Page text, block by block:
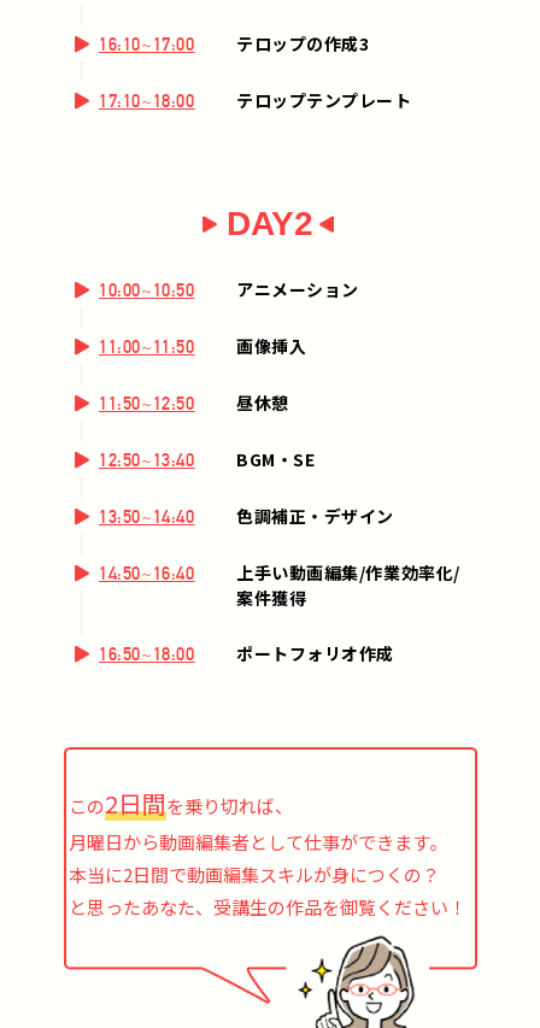
16:10~17:00 テロップの作成3
17:10~18:00 テロップテンプレート
DAY2
10:00~10:50 アニメーション
11:00~11:50 画像挿入
11:50~12:50 昼休憩
12:50~13:40 BGM・SE
13:50~14:40 色調補正・デザイン
14:50~16:40
上手い動画編集/作業効率化/
案件獲得
16:50~18:00 ポートフォリオ作成
この2日間を乗り切れば、
月曜日から動画編集者として仕事ができます。
本当に2日間で動画編集スキルが身につくの？
と思ったあなた、受講生の作品を御覧ください！